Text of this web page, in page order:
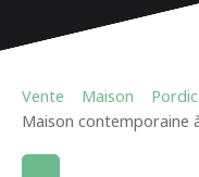
Vente Maison
Maison contemporaine